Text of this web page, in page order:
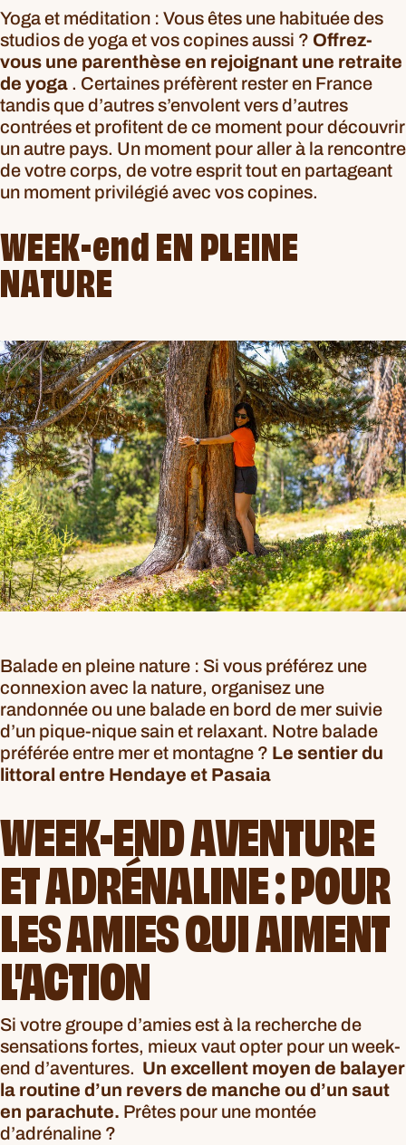
Yoga et méditation : Vous êtes une habituée des
studios de yoga et vos copines aussi ? Offrez-
vous une parenthèse en rejoignant une retraite
de yoga . Certaines préfèrent rester en France
tandis que d’autres s’envolent vers d’autres
contrées et profitent de ce moment pour découvrir
un autre pays. Un moment pour aller à la rencontre
de votre corps, de votre esprit tout en partageant
un moment privilégié avec vos copines.
WEEK-end EN PLEINE
NATURE
Balade en pleine nature : Si vous préférez une
connexion avec la nature, organisez une
randonnée ou une balade en bord de mer suivie
d’un pique-nique sain et relaxant. Notre balade
préférée entre mer et montagne ? Le sentier du
littoral entre Hendaye et Pasaia
WEEK-END AVENTURE
ET ADRÉNALINE : POUR
LES AMIES QUI AIMENT
L'ACTION
Si votre groupe d’amies est à la recherche de
sensations fortes, mieux vaut opter pour un week-
end d’aventures. Un excellent moyen de balayer
la routine d’un revers de manche ou d’un saut
en parachute. Prêtes pour une montée
d’adrénaline ?